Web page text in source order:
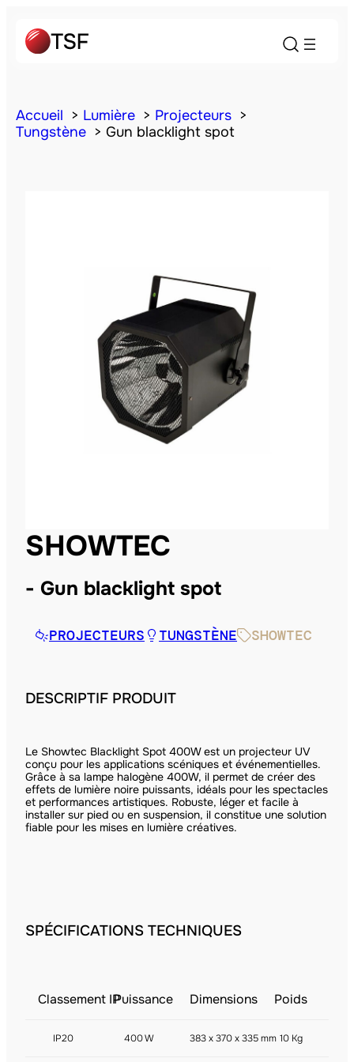
Accueil Lumière
Projecteurs
Tungstène
Gun blacklight spot
SHOWTEC
Gun blacklight spot
PROJECTEURS TUNGSTÈNE SHOWTEC
DESCRIPTIF PRODUIT
Le Showtec Blacklight Spot 400W est un projecteur UV
conçu pour les applications scéniques et événementielles.
Grâce à sa lampe halogène 400W, il permet de créer des
effets de lumière noire puissants, idéals pour les spectacles
et performances artistiques. Robuste, léger et facile à
installer sur pied ou en suspension, il constitue une solution
fiable pour les mises en lumière créatives.
SPÉCIFICATIONS TECHNIQUES
Classement IPPuissance Dimensions Poids
IP20 400 W 383 x 370 x 335 mm 10 Kg